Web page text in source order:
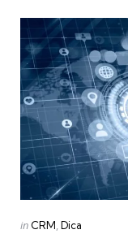
Categories
Posted
in CRM Dica